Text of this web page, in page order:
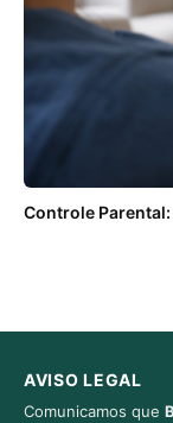
Controle
AVISO LEGAL
Comunicamos que